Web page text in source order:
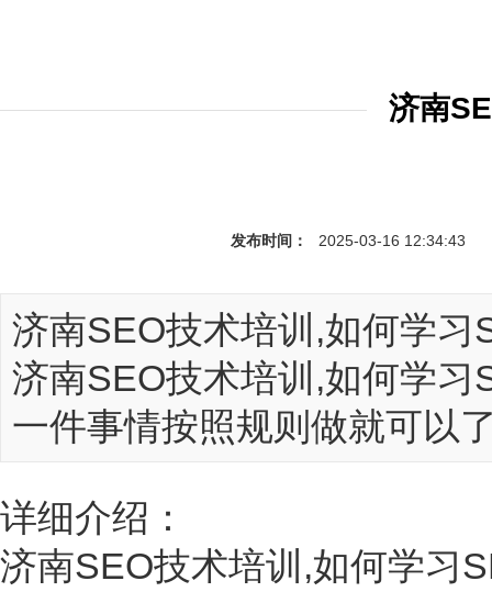
济南
发布时间： 2025-03-16 12:34:43
济南SEO技术培训,如何学习
济南SEO技术培训,如何学
一件事情按照规则做就可以
详细介绍：
济南SEO技术培训,如何学习